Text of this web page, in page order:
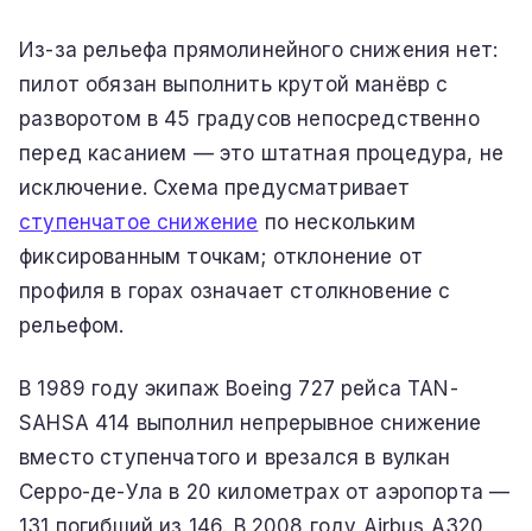
Из-за рельефа прямолинейного снижения нет:
пилот обязан выполнить крутой манёвр с
разворотом в 45 градусов непосредственно
перед касанием — это штатная процедура, не
исключение. Схема предусматривает
ступенчатое снижение по нескольким
фиксированным точкам; отклонение от
профиля в горах означает столкновение с
рельефом.
В 1989 году экипаж Boeing 727 рейса TAN-
SAHSA 414 выполнил непрерывное снижение
вместо ступенчатого и врезался в вулкан
Серро-де-Ула в 20 километрах от аэропорта —
131 погибший из 146. В 2008 году Airbus A320